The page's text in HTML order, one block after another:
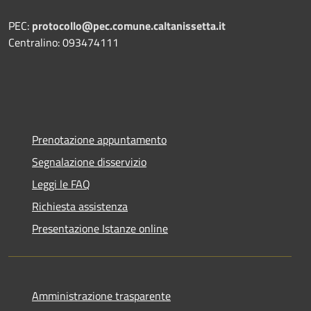
PEC: protocollo@pec.comune.caltanissetta.it
Centralino: 093474111
Prenotazione appuntamento
Segnalazione disservizio
Leggi le FAQ
Richiesta assistenza
Presentazione Istanze online
Amministrazione trasparente